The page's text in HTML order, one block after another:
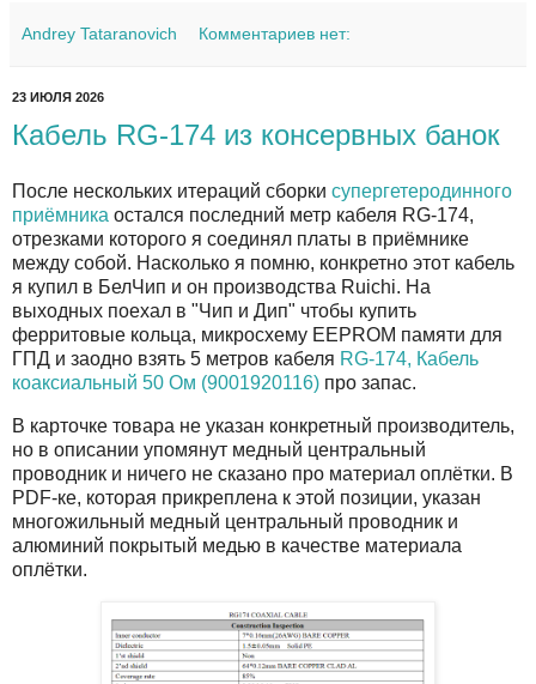
Andrey Tataranovich Комментариев нет:
23 ИЮЛЯ 2026
Кабель RG-174 из консервных банок
После нескольких итераций сборки супергетеродинного
приёмника остался последний метр кабеля RG-174,
отрезками которого я соединял платы в приёмнике
между собой. Насколько я помню, конкретно этот кабель
я купил в БелЧип и он производства Ruichi. На
выходных поехал в "Чип и Дип" чтобы купить
ферритовые кольца, микросхему EEPROM памяти для
ГПД и заодно взять 5 метров кабеля RG-174, Кабель
коаксиальный 50 Ом (9001920116) про запас.
В карточке товара не указан конкретный производитель,
но в описании упомянут медный центральный
проводник и ничего не сказано про материал оплётки. В
PDF-ке, которая прикреплена к этой позиции, указан
многожильный медный центральный проводник и
алюминий покрытый медью в качестве материала
оплётки.